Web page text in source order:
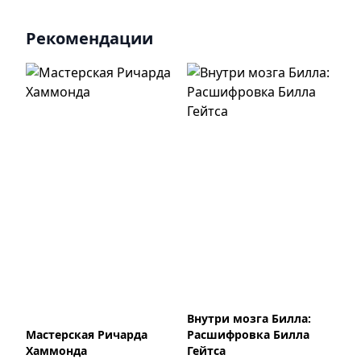
Рекомендации
Мастерская Ричарда
Хаммонда
Внутри мозга Билла:
Расшифровка Билла
Гейтса